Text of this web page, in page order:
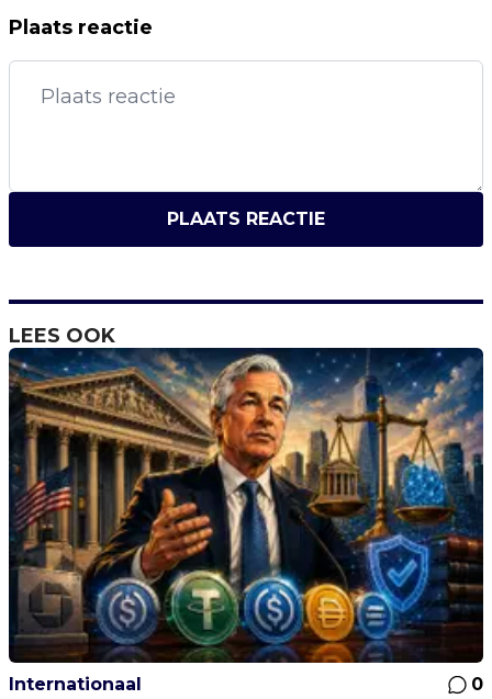
Plaats reactie
PLAATS REACTIE
LEES OOK
Internationaal 0